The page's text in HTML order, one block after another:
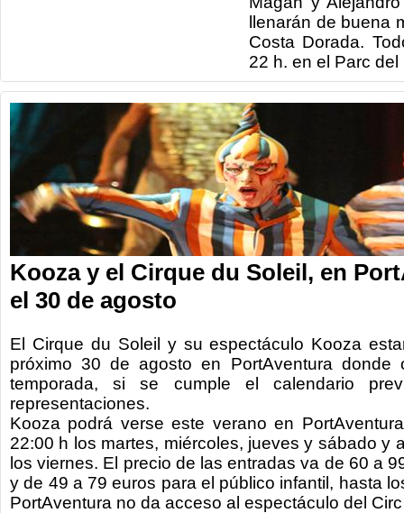
llenarán de buena
Costa Dorada.
22 h. en el Parc
Kooza y el Cirque du Soleil, en
el 30 de agosto
El Cirque du Soleil y su espectáculo Kooza
próximo 30 de agosto en PortAventura donde
temporada, si se cumple el calendario
representaciones.
Kooza podrá verse este verano en
22:00 h los martes, miércoles, jueves y sábado y
los viernes. El precio de las entradas va de 60 a
y de 49 a 79 euros para el público infantil, hasta
PortAventura no da acceso al espectáculo del